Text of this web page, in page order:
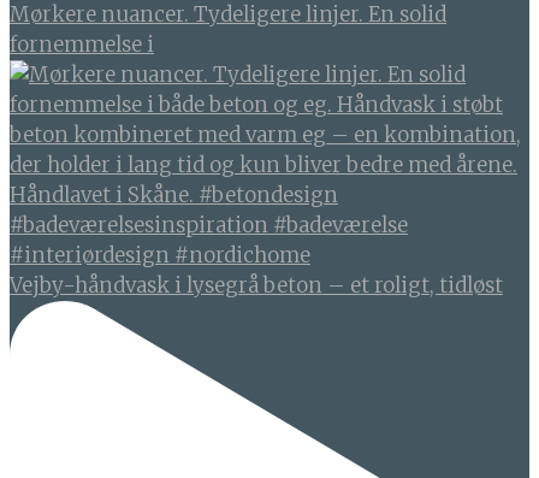
Mørkere nuancer. Tydeligere linjer. En solid
fornemmelse i
Vejby-håndvask i lysegrå beton – et roligt, tidløst